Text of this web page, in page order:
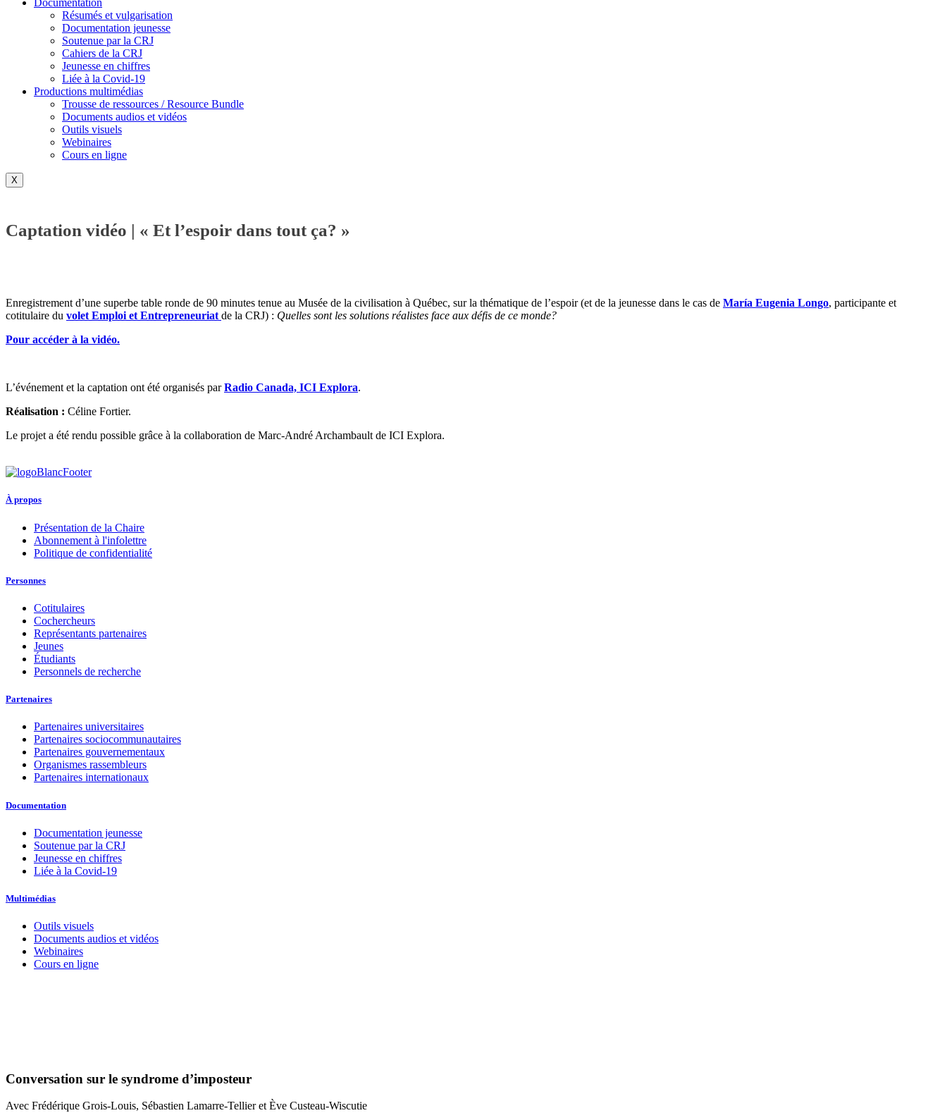
Résumés et vulgarisation
Documentation jeunesse
Soutenue par la CRJ
Cahiers de la CRJ
Jeunesse en chiffres
Liée à la Covid-19
Productions multimédias
Trousse de ressources / Resource Bundle
Documents audios et vidéos
Outils visuels
Webinaires
Cours en ligne
X
Captation vidéo | « Et l’espoir dans tout ça? »
Enregistrement d’une superbe table ronde de 90 minutes tenue au Musée de la civilisation à Québec, sur la thématique de l’espoir (et de la jeunesse dans le cas de María Eugenia Longo, participante et
cotitulaire du volet Emploi et Entrepreneuriat de la CRJ) : Quelles sont les solutions réalistes face aux défis de ce monde?
Pour accéder à la vidéo.
L’événement et la captation ont été organisés parRadio Canada, ICI Explora.
Réalisation : Céline Fortier.
Le projet a été rendu possible grâce à la collaboration de Marc-André Archambault de ICI Explora.
À propos
Présentation de la Chaire
Abonnement à l'infolettre
Politique de confidentialité
Personnes
Cotitulaires
Cochercheurs
Représentants partenaires
Jeunes
Étudiants
Personnels de recherche
Partenaires
Partenaires universitaires
Partenaires sociocommunautaires
Partenaires gouvernementaux
Organismes rassembleurs
Partenaires internationaux
Documentation
Documentation jeunesse
Soutenue par la CRJ
Jeunesse en chiffres
Liée à la Covid-19
Multimédias
Outils visuels
Documents audios et vidéos
Webinaires
Cours en ligne
Conversation sur le syndrome d’imposteur
Avec Frédérique Grois-Louis, Sébastien Lamarre-Tellier et Ève Custeau-Wiscutie